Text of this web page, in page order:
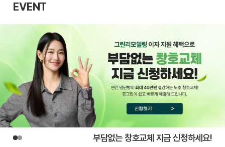
EVENT
부담없는 창호교체 지금 신청하세요!